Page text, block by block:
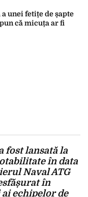
unei fetițe de șapte
că micuța ar fi
fost lansată la
în data
Naval ATG
în
echipelor de